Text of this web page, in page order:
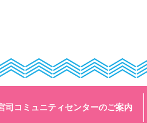
司コミュニティセンターのご案内